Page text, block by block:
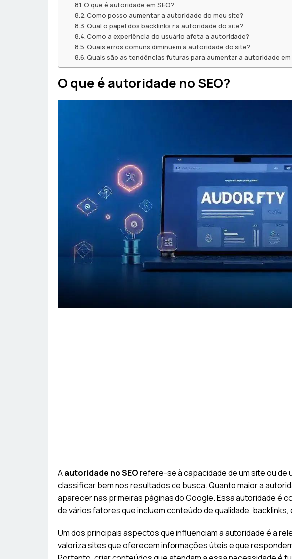
O que é autoridade em SEO?
Como posso aumentar a autoridade do meu site?
Qual o papel dos backlinks na autoridade do site?
Como a experiência do usuário afeta a autoridade?
Quais erros comuns diminuem a autoridade do site?
Quais são as tendências futuras para aumentar a autoridade em
O que é autoridade no SEO?
Aautoridade no SEOrefere-se à capacidade de um site ou de
classificar bem nos resultados de busca. Quanto maior a
aparecer nas primeiras páginas do Google. Essa autoridade é
de vários fatores que incluem conteúdo de qualidade, backlinks,
Um dos principais aspectos que influenciam a autoridade é a
valoriza sites que oferecem informações úteis e que